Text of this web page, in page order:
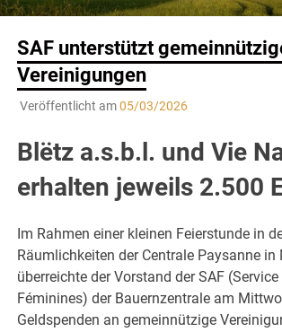
SAF unterstützt
Vereinigungen
Veröffentlicht am05/03/2026
Blëtz a.s.b.l. und Vie
erhalten jeweils 2.500
Im Rahmen einer kleinen Feierstunde in
Räumlichkeiten der Centrale Paysanne in
überreichte der Vorstand der SAF
Féminines) der Bauernzentrale am
Geldspenden an gemeinnützige